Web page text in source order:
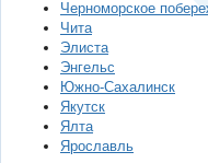
Черноморское
Чита
Элиста
Энгельс
Южно-Сахалинск
Якутск
Ялта
Ярославль